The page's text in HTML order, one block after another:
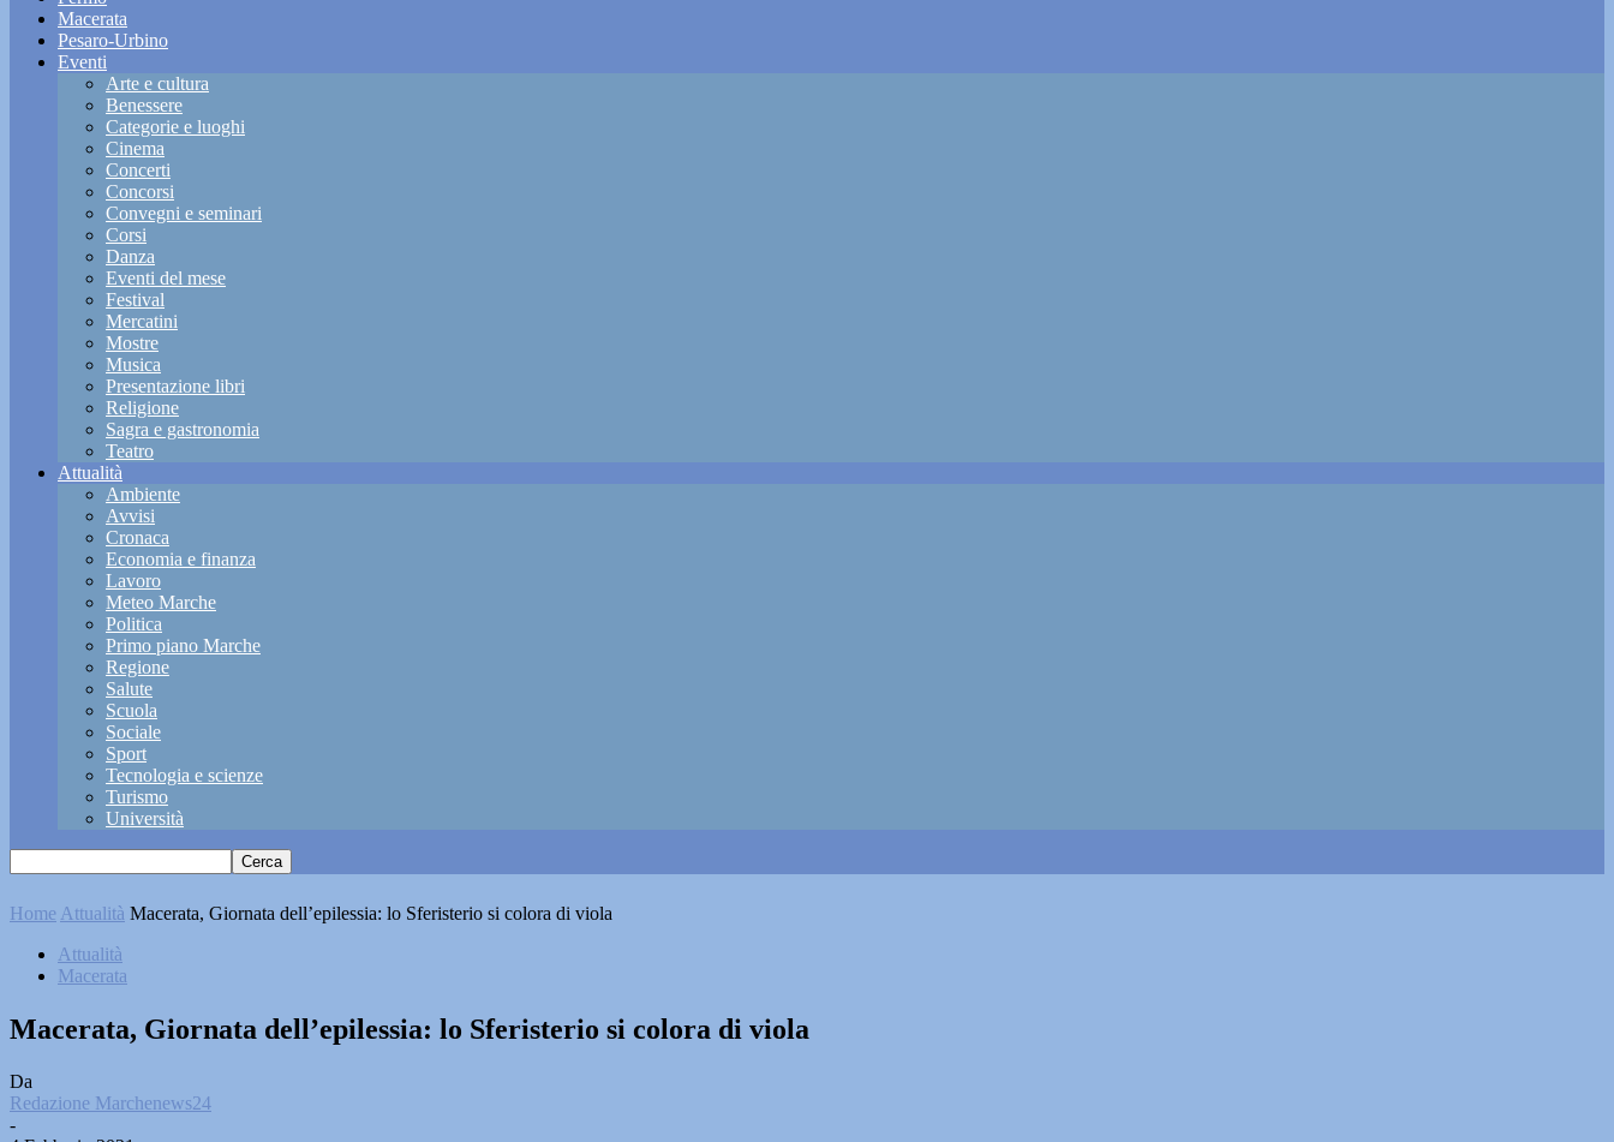
Macerata
Pesaro-Urbino
Eventi
Arte e cultura
Benessere
Categorie e luoghi
Cinema
Concerti
Concorsi
Convegni e seminari
Corsi
Danza
Eventi del mese
Festival
Mercatini
Mostre
Musica
Presentazione libri
Religione
Sagra e gastronomia
Teatro
Attualità
Ambiente
Avvisi
Cronaca
Economia e finanza
Lavoro
Meteo Marche
Politica
Primo piano Marche
Regione
Salute
Scuola
Sociale
Sport
Tecnologia e scienze
Turismo
Università
Home Attualità Macerata, Giornata dell’epilessia: lo Sferisterio si colora di viola
Attualità
Macerata
Macerata, Giornata dell’epilessia: lo Sferisterio si colora di viola
Da
Redazione Marchenews24
-